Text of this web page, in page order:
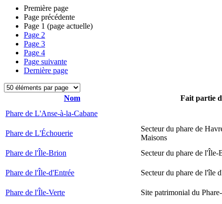
Première page
Page précédente
Page 1 (page actuelle)
Page 2
Page 3
Page 4
Page suivante
Dernière page
Nom
Fait partie
Phare de L'Anse-à-la-Cabane
Phare de L'Échouerie
Secteur du phare de
Maisons
Phare de l'Île-Brion
Secteur du phare de l'Île-
Phare de l'Île-d'Entrée Secteur du phare de l'île
Phare de l'Île-Verte Site patrimonial du